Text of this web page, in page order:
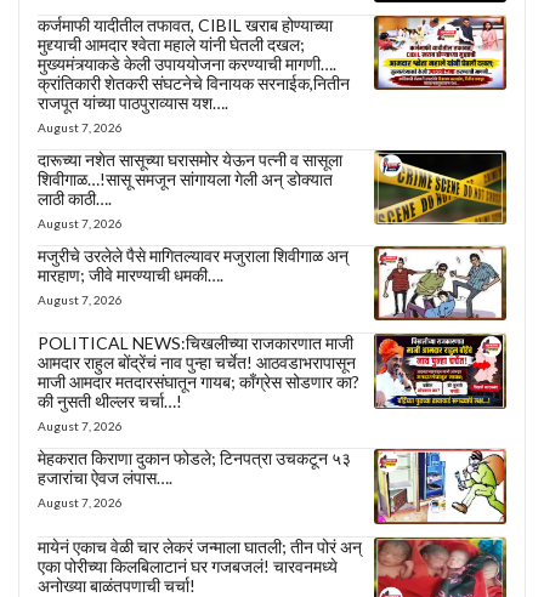
कर्जमाफी यादीतील तफावत, CIBIL खराब होण्याच्या
मुद्द्याची आमदार श्वेता महाले यांनी घेतली दखल;
मुख्यमंत्र्याकडे केली उपाययोजना करण्याची मागणी….
क्रांतिकारी शेतकरी संघटनेचे विनायक सरनाईक,नितीन
राजपूत यांच्या पाठपुराव्यास यश….
August 7, 2026
दारूच्या नशेत सासूच्या घरासमोर येऊन पत्नी व सासूला
शिवीगाळ…!सासू समजून सांगायला गेली अन् डोक्यात
लाठी काठी….
August 7, 2026
मजुरीचे उरलेले पैसे मागितल्यावर मजुराला शिवीगाळ अन्
मारहाण; जीवे मारण्याची धमकी….
August 7, 2026
POLITICAL NEWS:चिखलीच्या राजकारणात माजी
आमदार राहुल बोंद्रेंचं नाव पुन्हा चर्चेत! आठवडाभरापासून
माजी आमदार मतदारसंघातून गायब; काँग्रेस सोडणार का?
की नुसती थील्लर चर्चा…!
August 7, 2026
मेहकरात किराणा दुकान फोडले; टिनपत्रा उचकटून ५३
हजारांचा ऐवज लंपास….
August 7, 2026
मायेनं एकाच वेळी चार लेकरं जन्माला घातली; तीन पोरं अन्
एका पोरीच्या किलबिलाटानं घर गजबजलं! चारवनमध्ये
अनोख्या बाळंतपणाची चर्चा!